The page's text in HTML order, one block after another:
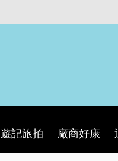
遊記旅拍 廠商好康